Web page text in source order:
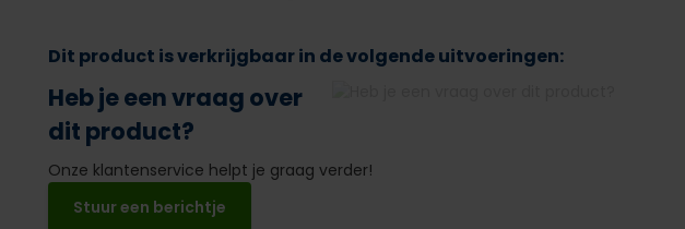
Dit product is verkrijgbaar in de volgende uitvoeringen:
Heb je een vraag over
dit product?
Onze klantenservice helpt je graag verder!
Stuur een berichtje